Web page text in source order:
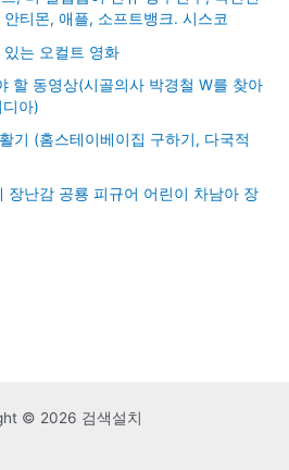
티몬, 애플, 소프트뱅크. 시스코
있는 오컬트 영화
할 동영상(시골의사 박경철 W를 찾아
아)
기 (홈스테이베이집 구하기, 다국적
장난감 공룡 피규어 어린이 차남아 장
© 2026 검색설치